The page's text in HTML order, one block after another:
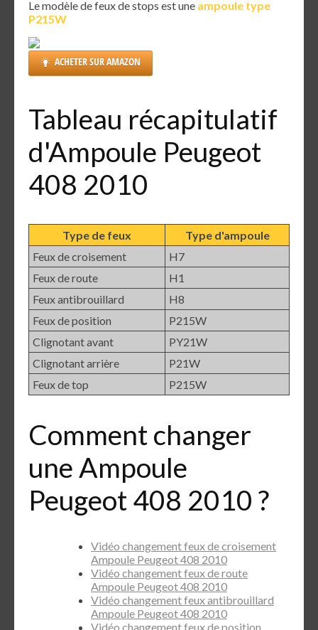
Le modèle de feux de stops est une ampoule type
P215W
ACHETER SUR AMAZON
Tableau récapitulatif
d'Ampoule Peugeot
408 2010
Type de feux
Type d'ampoule
Feux de croisement
H7
Feux de route
H1
Feux antibrouillard
H8
Feux de position
P215W
Clignotant avant
PY21W
Clignotant arrière
P21W
Feux de top
P215W
Comment changer
une Ampoule
Peugeot 408 2010 ?
Vidéo changement feux de croisement
Ampoule Peugeot 408 2010
Vidéo changement feux de route
Ampoule Peugeot 408 2010
Vidéo changement feux antibrouillard
Ampoule Peugeot 408 2010
Vidéo changement feux de position